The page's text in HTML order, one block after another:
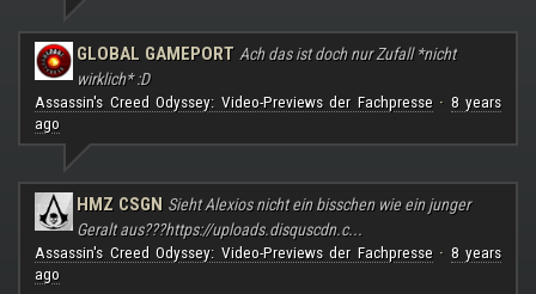
GLOBAL GAMEPORT Ach das ist doch nur Zufall *nicht
wirklich* :D
Assassin's Creed Odyssey: Video-Previews der Fachpresse· 8 years
ago
HMZ CSGN Sieht Alexios nicht ein bisschen wie ein junger
Geralt aus???https://uploads.disquscdn.c...
Assassin's Creed Odyssey: Video-Previews der Fachpresse· 8 years
ago